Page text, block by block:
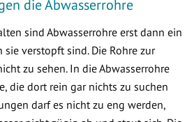
die Abwasserrohre
sind Abwasserrohre erst dann ein
sie verstopft sind. Die Rohre zur
zu sehen. In die Abwasserrohre
die dort rein gar nichts zu suchen
darf es nicht zu eng werden,